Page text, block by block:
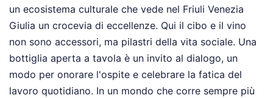
un ecosistema culturale che vede nel Friuli Venezia
Giulia un crocevia di eccellenze. Qui il cibo e il vino
non sono accessori, ma pilastri della vita sociale. Una
bottiglia aperta a tavola è un invito al dialogo, un
modo per onorare l'ospite e celebrare la fatica del
lavoro quotidiano. In un mondo che corre sempre più